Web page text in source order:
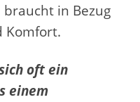
in Bezug
Komfort.
oft ein
einem